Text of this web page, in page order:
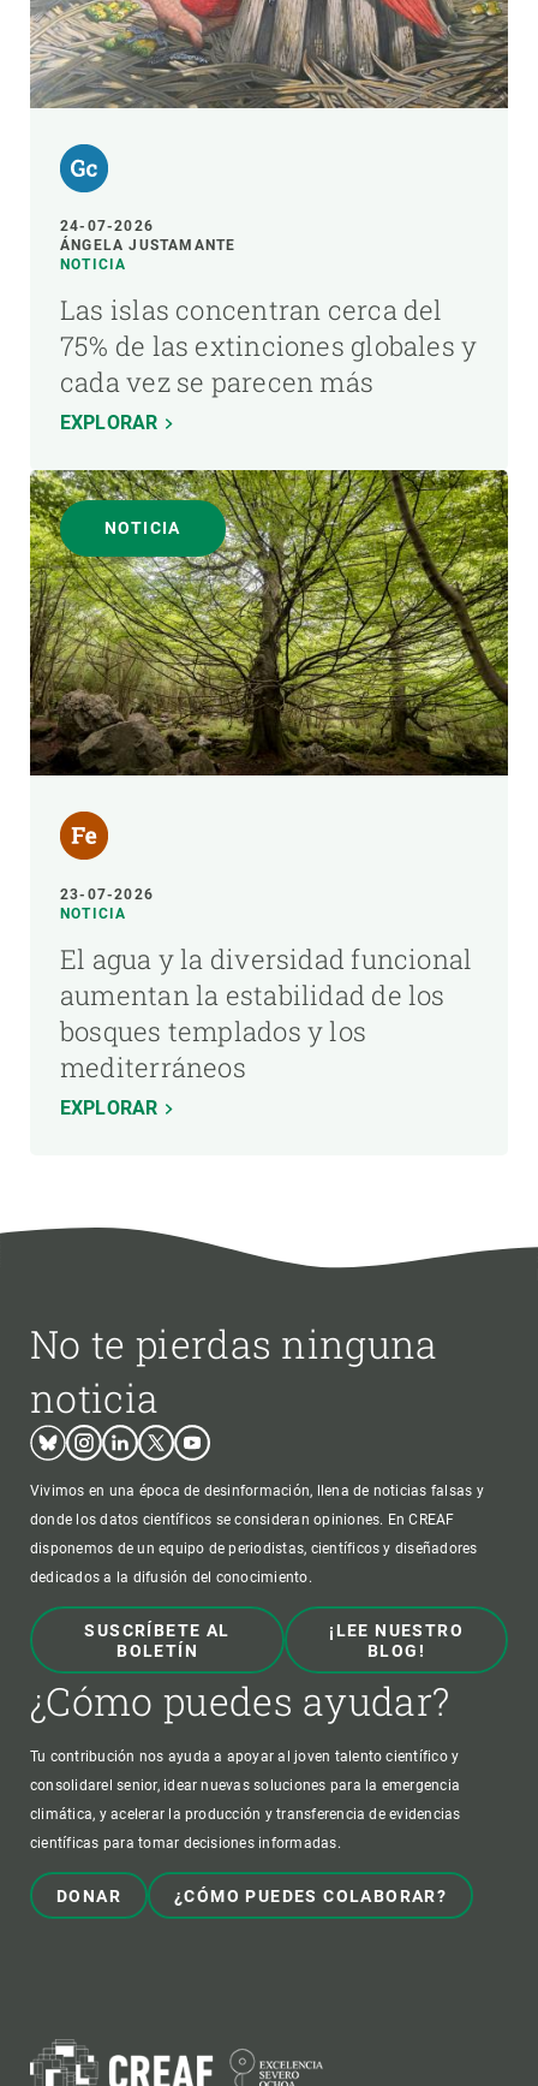
24-07-2026
ÁNGELA JUSTAMANTE
NOTICIA
Las islas concentran cerca del
75% de las extinciones globales y
cada vez se parecen más
EXPLORAR
NOTICIA
23-07-2026
NOTICIA
El agua y la diversidad funcional
aumentan la estabilidad de los
bosques templados y los
mediterráneos
EXPLORAR
No te pierdas ninguna
noticia
BlueskyInstagram
LinkedinTwitterYoutube
Vivimos en una época de desinformación, llena de noticias falsas y
donde los datos científicos se consideran opiniones. En CREAF
disponemos de un equipo de periodistas, científicos y diseñadores
dedicados a la difusión del conocimiento.
SUSCRÍBETE AL
BOLETÍN
¡LEE NUESTRO
BLOG!
¿Cómo puedes ayudar?
Tu contribución nos ayuda a apoyar al joven talento científico y
consolidarel senior, idear nuevas soluciones para la emergencia
climática, y acelerar la producción y transferencia de evidencias
científicas para tomar decisiones informadas.
DONAR ¿CÓMO PUEDES COLABORAR?